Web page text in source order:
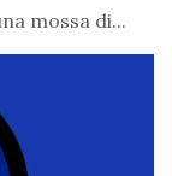
mossa di...